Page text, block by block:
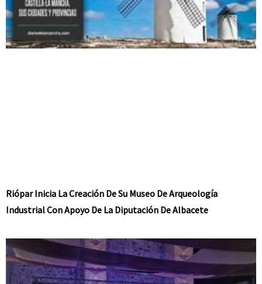
Riópar Inicia La Creación De Su Museo De Arqueología
Industrial Con Apoyo De La Diputación De Albacete